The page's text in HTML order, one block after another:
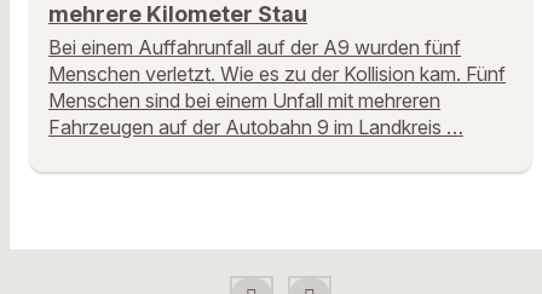
mehrere Kilometer Stau
Bei einem Auffahrunfall auf der A9 wurden fünf
Menschen verletzt. Wie es zu der Kollision kam. Fünf
Menschen sind bei einem Unfall mit mehreren
Fahrzeugen auf der Autobahn 9 im Landkreis …